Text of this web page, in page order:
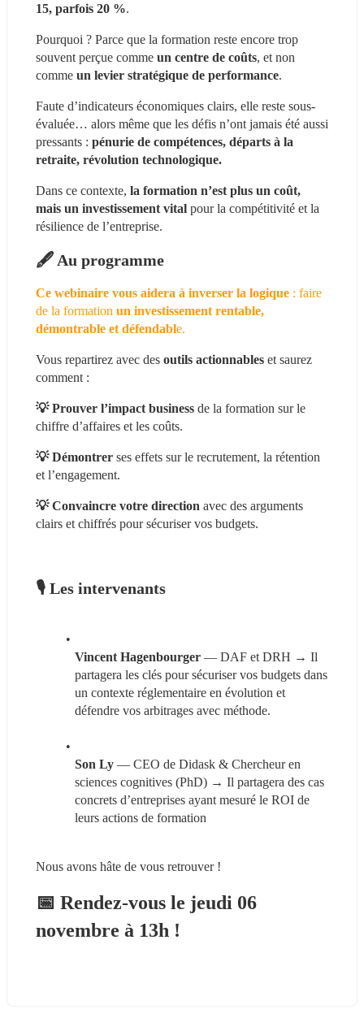
15, parfois 20 %.
Pourquoi ? Parce que la formation reste encore trop
souvent perçue comme un centre de coûts, et non
comme un levier stratégique de performance.
Faute d’indicateurs économiques clairs, elle reste sous-
évaluée… alors même que les défis n’ont jamais été aussi
pressants : pénurie de compétences, départs à la
retraite, révolution technologique.
Dans ce contexte, la formation n’est plus un coût,
mais un investissement vital pour la compétitivité et la
résilience de l’entreprise.
🖋️ Au programme
Ce webinaire vous aidera à inverser la logique : faire
de la formation un investissement rentable,
démontrable et défendable.
Vous repartirez avec des outils actionnables et saurez
comment :
💡 Prouver l’impact business de la formation sur le
chiffre d’affaires et les coûts.
💡 Démontrer ses effets sur le recrutement, la rétention
et l’engagement.
💡 Convaincre votre direction avec des arguments
clairs et chiffrés pour sécuriser vos budgets.
🎙️ Les intervenants
Vincent Hagenbourger — DAF et DRH → Il
partagera les clés pour sécuriser vos budgets dans
un contexte réglementaire en évolution et
défendre vos arbitrages avec méthode.
Son Ly — CEO de Didask & Chercheur en
sciences cognitives (PhD) → Il partagera des cas
concrets d’entreprises ayant mesuré le ROI de
leurs actions de formation
Nous avons hâte de vous retrouver !
📅 Rendez-vous le jeudi 06
novembre à 13h !